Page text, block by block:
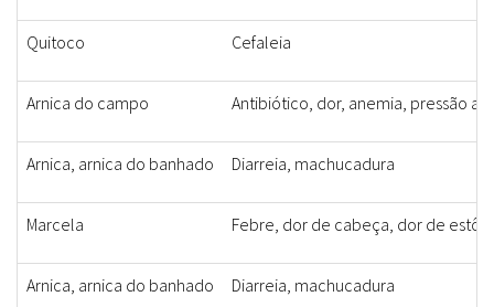
Quitoco Cefaleia
Arnica do campo Antibiótico, dor, anemia, pressão
Arnica, arnica do banhado Diarreia, machucadura
Marcela Febre, dor de cabeça, dor de
Arnica, arnica do banhado Diarreia, machucadura